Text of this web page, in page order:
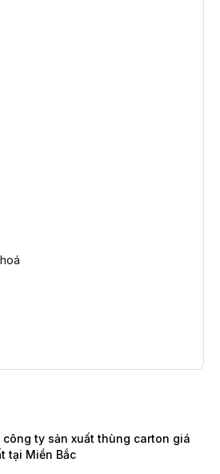
công ty sản xuất thùng carton giá
tại Miền Bắc